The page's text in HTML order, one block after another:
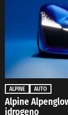
ALPINE AUTO
Alpine
idrogeno